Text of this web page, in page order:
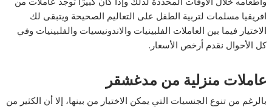
افريقيا مسلمات لتربية الطفل على التعاليم الصحيحة ويتبقى لك
الاختيار فيما بين العاملات الفلبينيات والاندونيسيات والفلبينيات وفي
كل الأحوال نقدم أرخص الأسعار.
عاملات منزلية من مدغشقر
بالرغم من تنوع الجنسيات التي يمكن الاختيار من بينها، إلا أن الكثير من